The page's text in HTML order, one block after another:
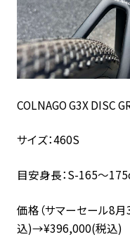
COLNAGO G3X DISC
サイズ：460S
目安身長：S-165～
価格（サマーセール8
込)→¥396,000(税込)